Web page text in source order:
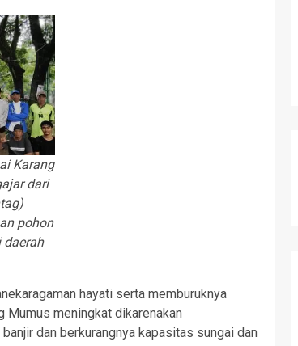
Karang
dari
pohon
hayati serta memburuknya
Mumus meningkat dikarenakan
dan berkurangnya kapasitas sungai dan